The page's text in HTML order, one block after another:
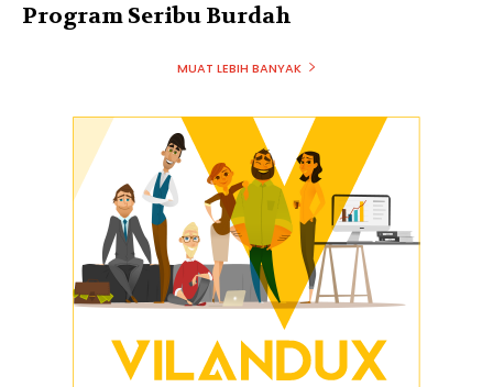
Program Seribu Burdah
MUAT LEBIH BANYAK